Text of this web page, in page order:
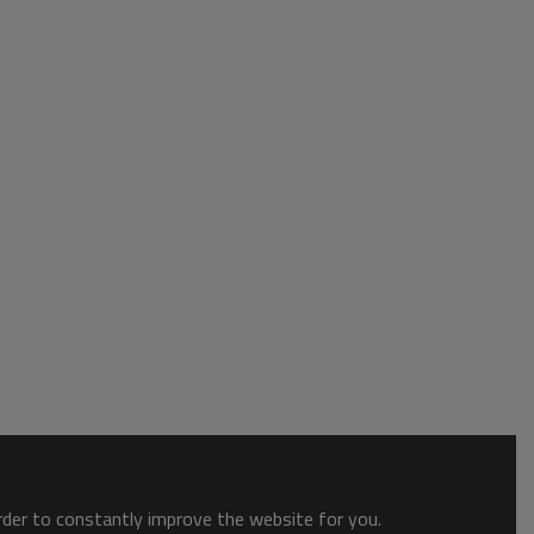
to constantly improve the website for you.